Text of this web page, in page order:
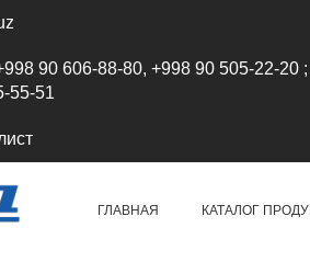
90 606-88-80, +998 90 505-22-20
55-51
ГЛАВНАЯ КАТАЛОГ